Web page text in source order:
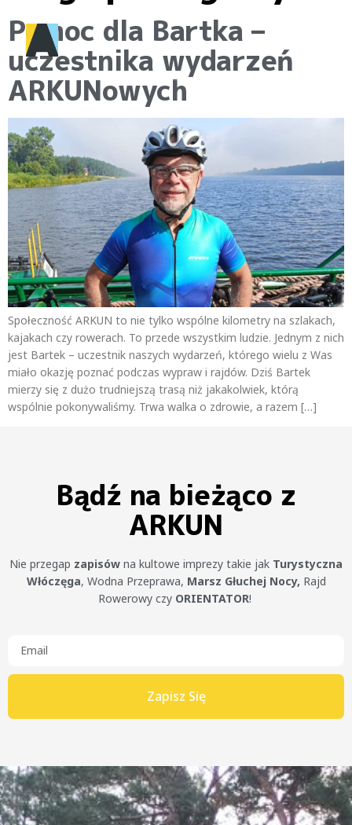
Pomoc dla Bartka –
uczestnika wydarzeń
ARKUNowych
Społeczność ARKUN to nie tylko wspólne kilometry na szlakach,
kajakach czy rowerach. To przede wszystkim ludzie. Jednym z nich
jest Bartek – uczestnik naszych wydarzeń, którego wielu z Was
miało okazję poznać podczas wypraw i rajdów. Dziś Bartek
mierzy się z dużo trudniejszą trasą niż jakakolwiek, którą
wspólnie pokonywaliśmy. Trwa walka o zdrowie, a razem […]
Bądź na bieżąco z
ARKUN
Nie przegap zapisów na kultowe imprezy takie jak Turystyczna
Włóczęga, Wodna Przeprawa, Marsz Głuchej Nocy, Rajd
Rowerowy czy ORIENTATOR!
Zapisz Się